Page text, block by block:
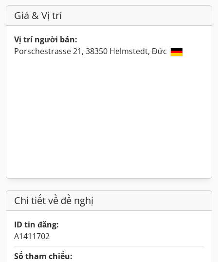
Giá & Vị trí
Vị trí người bán:
Porschestrasse 21, 38350 Helmstedt, Đức
Chi tiết về đề nghị
ID tin đăng:
A1411702
Số tham chiếu: